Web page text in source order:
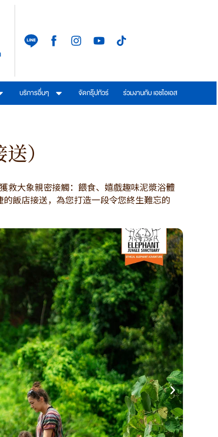
บริการอื่นๆ จัดกรุ๊ปทัวร์ ร่วมงานกับ เอชไอเอส
）
救大象親密接觸：餵食、嬉戲趣味泥漿浴體
飯店接送，為您打造一段令您終生難忘的